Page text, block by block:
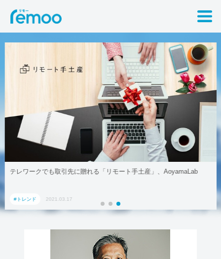
テレワークでも取引先に贈れる「リモート手土産」、AoyamaLab
#トレンド 2021.03.17